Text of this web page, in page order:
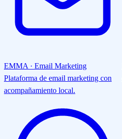
EMMA · Email Marketing
Plataforma de email marketing con
acompañamiento local.